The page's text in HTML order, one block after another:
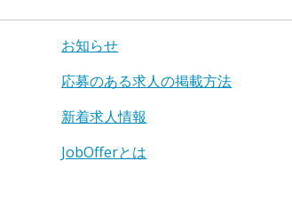
お知らせ
応募のある求人の掲載方法
新着求人情報
JobOfferとは